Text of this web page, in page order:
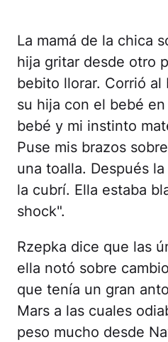
La mamá de la chica
hija gritar desde otro
bebito llorar. Corrió al
su hija con el bebé
bebé y mi instinto
Puse mis brazos
una toalla. Después
la cubrí. Ella estaba
shock".
Rzepka dice que las
ella notó sobre
que tenía un gran
Mars a las cuales
peso mucho desde